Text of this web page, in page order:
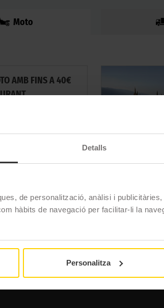
Detalls
de personalització, anàlisi i
hàbits de navegació per facilitar-li la
Personalitza
Moto
AMB FINS A 40€